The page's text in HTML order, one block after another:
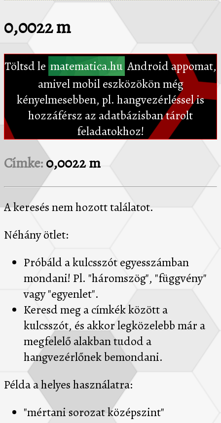
0,0022 m
Töltsd le matematica.hu Android appomat,
amivel mobil eszközökön még
kényelmesebben, pl. hangvezérléssel is
hozzáférsz az adatbázisban tárolt
feladatokhoz!
Címke:0,0022 m
A keresés nem hozott találatot.
Néhány ötlet:
Próbáld a kulcsszót egyesszámban
mondani! Pl. "háromszög", "függvény"
vagy "egyenlet".
Keresd meg a címkék között a
kulcsszót, és akkor legközelebb már a
megfelelő alakban tudod a
hangvezérlőnek bemondani.
Példa a helyes használatra:
"mértani sorozat középszint"